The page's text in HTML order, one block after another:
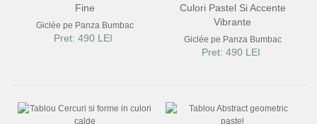
Fine
Giclée pe Panza Bumbac
Pret: 490 LEI
Culori Pastel Si Accente
Vibrante
Giclée pe Panza Bumbac
Pret: 490 LEI